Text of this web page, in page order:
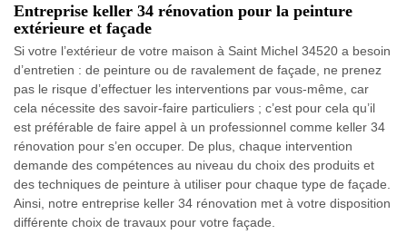
Entreprise keller 34 rénovation pour la peinture
extérieure et façade
Si votre l’extérieur de votre maison à Saint Michel 34520 a besoin
d’entretien : de peinture ou de ravalement de façade, ne prenez
pas le risque d’effectuer les interventions par vous-même, car
cela nécessite des savoir-faire particuliers ; c’est pour cela qu’il
est préférable de faire appel à un professionnel comme keller 34
rénovation pour s’en occuper. De plus, chaque intervention
demande des compétences au niveau du choix des produits et
des techniques de peinture à utiliser pour chaque type de façade.
Ainsi, notre entreprise keller 34 rénovation met à votre disposition
différente choix de travaux pour votre façade.